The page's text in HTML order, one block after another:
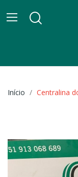
Início Centralina